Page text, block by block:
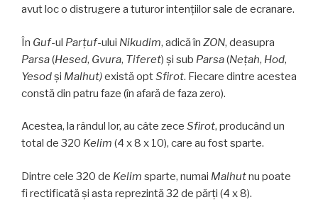
avut loc o distrugere a tuturor intențiilor sale de ecranare.
În Guf-ul Parţuf-ului Nikudim, adică în ZON, deasupra
Parsa(Hesed, Gvura, Tiferet) și sub Parsa(Neţah, Hod,
Yesodși Malhut)există optSfirot. Fiecare dintre acestea
constă din patru faze (în afară de faza zero).
Acestea, la rândul lor, au câte zece Sfirot, producând un
total de 320 Kelim (4 x 8 x 10), care au fost sparte.
Dintre cele 320 de Kelim sparte, numai Malhutnu poate
fi rectificată și asta reprezintă 32 de părți (4 x 8).